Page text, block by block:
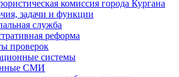
комиссия города Кургана
задачи и функции
служба
реформа
проверок
системы
СМИ